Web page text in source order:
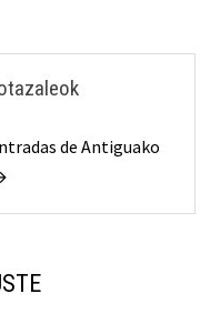
de Antiguako